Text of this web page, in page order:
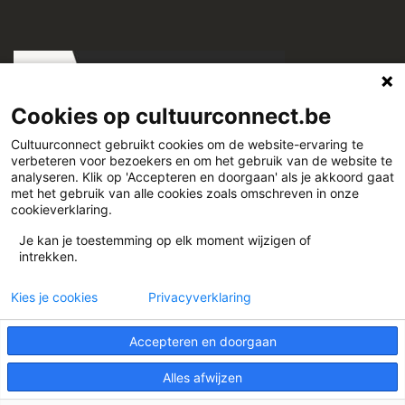
Cultuurconnect
www.cultuurconnect.be
Theme:Illdy.© Cultuurconnect
Cookies op cultuurconnect.be
Cultuurconnect gebruikt cookies om de website-ervaring te
verbeteren voor bezoekers en om het gebruik van de website te
analyseren. Klik op 'Accepteren en doorgaan' als je akkoord gaat
met het gebruik van alle cookies zoals omschreven in onze
cookieverklaring.
Je kan je toestemming op elk moment wijzigen of
intrekken.
Accepteren en doorgaan
Alles afwijzen
Kies je cookies Privacyverklaring